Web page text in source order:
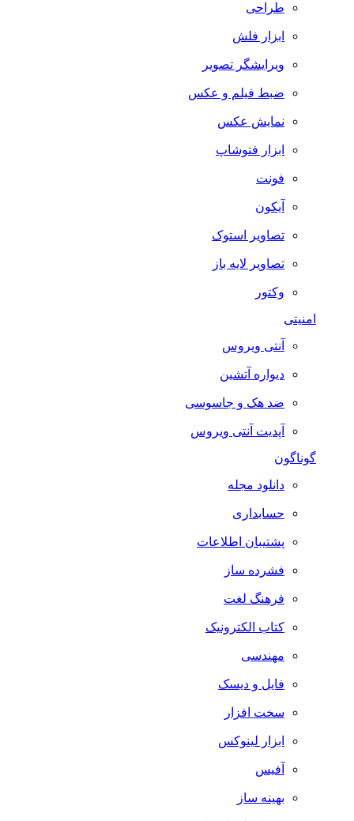
طراحی
ابزار فلش
ویرایشگر تصویر
ضبط فيلم و عكس
نمایش عکس
ابزار فتوشاپ
فونت
آیکون
تصاویر استوک
تصاویر لایه باز
وکتور
آنتی ویروس
دیواره آتشین
ضد هک و جاسوسی
آپدیت آنتی ویروس
گوناگون
دانلود مجله
حسابداری
پشتیبان اطلاعات
فشرده ساز
فرهنگ لغت
کتاب الکترونیک
مهندسی
فایل و دیسک
سخت افزار
ابزار لینوکس
آفیس
بهینه ساز